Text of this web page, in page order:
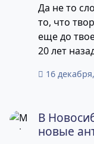
Да не то
то, что
еще до
20 лет назад
сверкает?
16
В
новые